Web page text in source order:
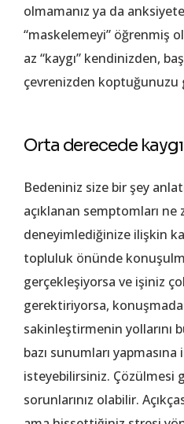
olmamanız ya da
“maskelemeyi” öğrenmiş
az “kaygı” kendinizden,
çevrenizden koptuğunuzu
Orta derecede
Bedeniniz size bir şey
açıklanan semptomları ne
deneyimlediğinize ilişkin
topluluk önünde
gerçekleşiyorsa ve işiniz
gerektiriyorsa,
sakinleştirmenin yollarını
bazı sunumları
isteyebilirsiniz. Çözülmesi
sorunlarınız olabilir.